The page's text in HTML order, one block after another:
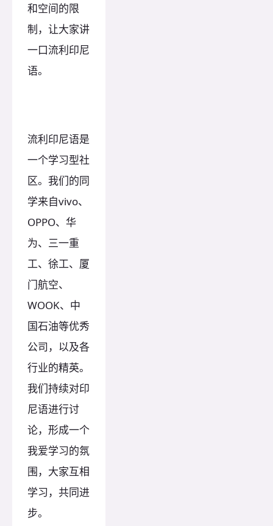
和空间的限
制，让大家讲
一口流利印尼
语。
流利印尼语是
一个学习型社
区。我们的同
学来自vivo、
OPPO、华
为、三一重
工、徐工、厦
门航空、
WOOK、中
国石油等优秀
公司，以及各
行业的精英。
我们持续对印
尼语进行讨
论，形成一个
我爱学习的氛
围，大家互相
学习，共同进
步。